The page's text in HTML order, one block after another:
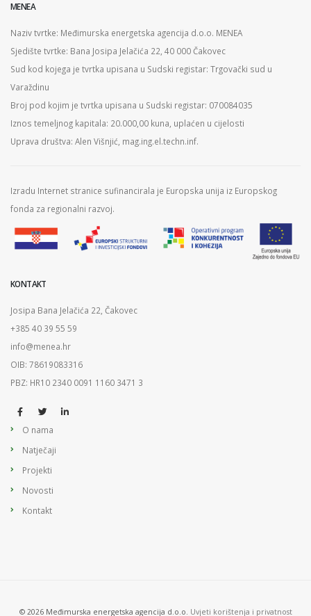
MENEA
Naziv tvrtke: Međimurska energetska agencija d.o.o. MENEA
Sjedište tvrtke: Bana Josipa Jelačića 22, 40 000 Čakovec
Sud kod kojega je tvrtka upisana u Sudski registar: Trgovački sud u
Varaždinu
Broj pod kojim je tvrtka upisana u Sudski registar: 070084035
Iznos temeljnog kapitala: 20.000,00 kuna, uplaćen u cijelosti
Uprava društva: Alen Višnjić, mag.ing.el.techn.inf.
Izradu Internet stranice sufinancirala je Europska unija iz Europskog
fonda za regionalni razvoj.
KONTAKT
Josipa Bana Jelačića 22, Čakovec
+385 40 39 55 59
info@menea.hr
OIB: 78619083316
PBZ: HR10 2340 0091 1160 3471 3
O nama
Natječaji
Projekti
Novosti
Kontakt
© 2026 Međimurska energetska agencija d.o.o. Uvjeti korištenja i privatnost